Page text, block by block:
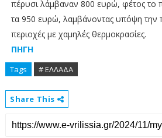
πέρυσι λάμβαναν 800 ευρώ, φέτος το
τα 950 ευρώ, λαμβάνοντας υπόψη την
περιοχές με χαμηλές θερμοκρασίες.
ΠΗΓΗ
Tags # ΕΛΛΑΔΑ
Share This